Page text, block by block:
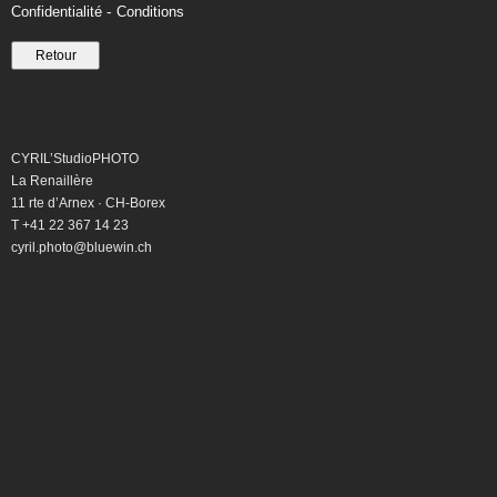
d'or
Torrent
Médias
-
Confidentialité - Conditions
CYRIL’StudioPHOTO
La Renaillère
11 rte d’Arnex · CH-Borex
T +41 22 367 14 23
cyril.photo@bluewin.ch